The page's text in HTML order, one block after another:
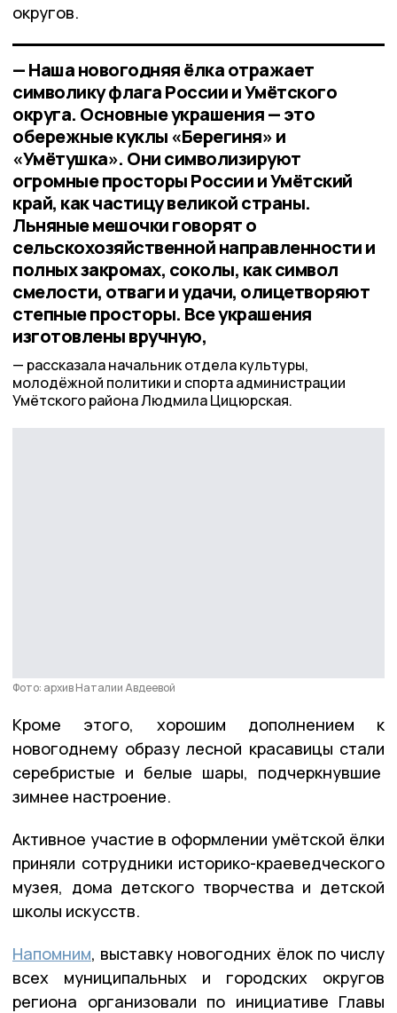
округов.
— Наша новогодняя ёлка отражает
символику флага России и Умётского
округа. Основные украшения — это
обережные куклы «Берегиня» и
«Умётушка». Они символизируют
огромные просторы России и Умётский
край, как частицу великой страны.
Льняные мешочки говорят о
сельскохозяйственной направленности и
полных закромах, соколы, как символ
смелости, отваги и удачи, олицетворяют
степные просторы. Все украшения
изготовлены вручную,
рассказала начальник отдела культуры,
молодёжной политики и спорта администрации
Умётского района Людмила Цицюрская.
Фото: архив Наталии Авдеевой
Кроме этого, хорошим дополнением к
новогоднему образу лесной красавицы стали
серебристые и белые шары, подчеркнувшие
зимнее настроение.
Активное участие в оформлении умётской ёлки
приняли сотрудники историко-краеведческого
музея, дома детского творчества и детской
школы искусств.
Напомним, выставку новогодних ёлок по числу
всех муниципальных и городских округов
региона организовали по инициативе Главы